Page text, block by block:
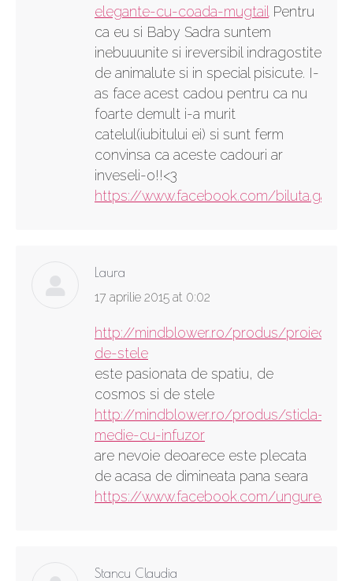
elegante-cu-coada-mugtail Pentru
ca eu si Baby Sadra suntem
inebuuunite si ireversibil indragostite
de animalute si in special pisicute. I-
as face acest cadou pentru ca nu
foarte demult i-a murit
catelul(iubitului ei) si sunt ferm
convinsa ca aceste cadouri ar
inveseli-o!!<3
https://www.facebook.com/biluta.gabss
Laura
says:
17 aprilie 2015 at 0:02
http://mindblower.ro/produs/proiector-
de-stele
este pasionata de spatiu, de
cosmos si de stele
http://mindblower.ro/produs/sticla-
medie-cu-infuzor
are nevoie deoarece este plecata
de acasa de dimineata pana seara
https://www.facebook.com/
Stancu Claudia